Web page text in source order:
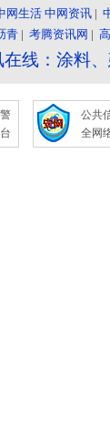
网生活 中网资讯 |
青 | 考腾资讯网 |
线：涂料
公共
全网